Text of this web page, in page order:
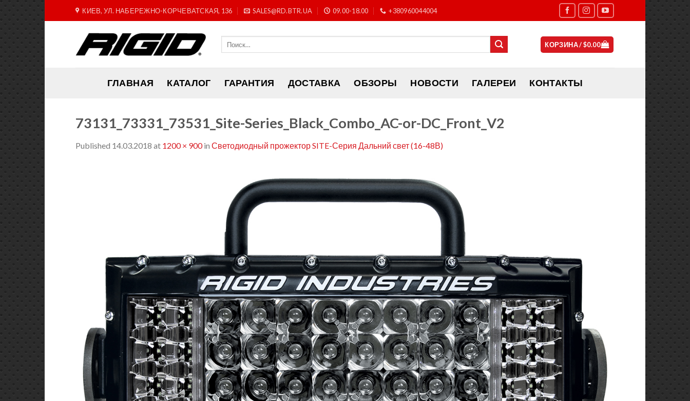
to
КИЕВ, УЛ. НАБЕРЕЖНО-КОРЧЕВАТСКАЯ, 136 SALES@RD.BTR.UA 09.00-18.00 +380960044004
КОРЗИНА /$0.00
ГЛАВНАЯ КАТАЛОГ ГАРАНТИЯ ДОСТАВКА ОБЗОРЫ НОВОСТИ ГАЛЕРЕИ КОНТАКТЫ
73131_73331_73531_Site-Series_Black_Combo_AC-or-DC_Front_V2
Published 14.03.2018 at 1200 × 900in Светодиодный прожектор SITE-Серия Дальний свет (16-48В)